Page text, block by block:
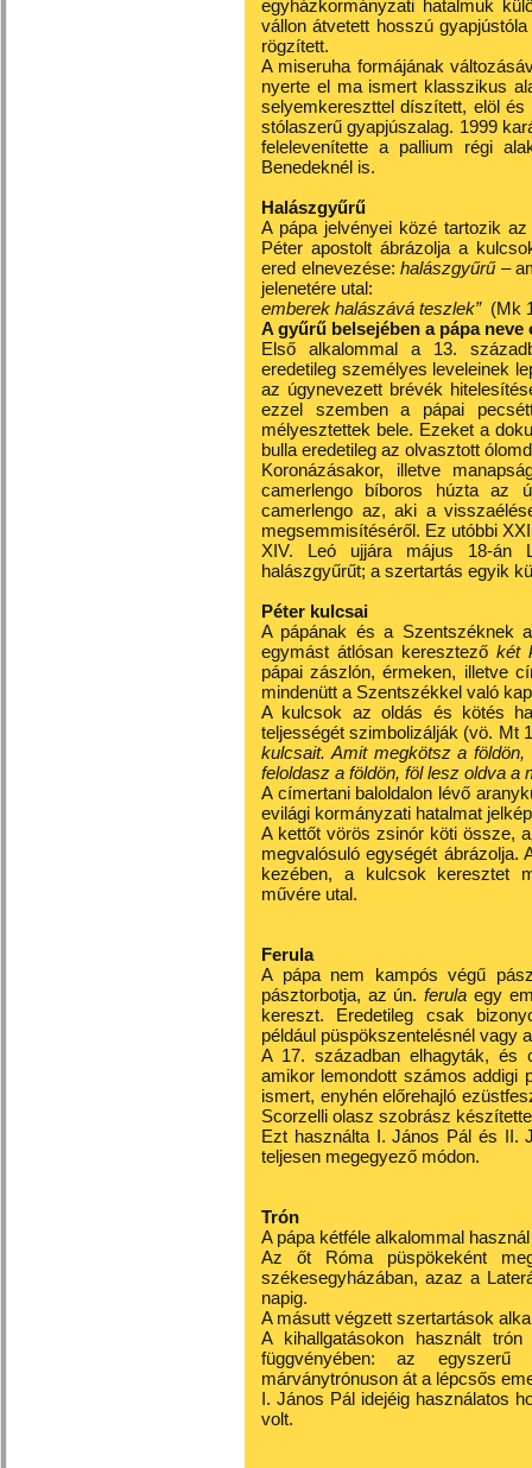
egyházkormányzati hatalmuk
vállon átvetett hosszú
rögzített.
A miseruha formájának
nyerte el ma ismert klasszikus
selyemkereszttel díszített, elöl és
stólaszerű gyapjúszalag. 1999
felelevenítette a pallium régi
Benedeknél is.
Halászgyűrű
A pápa jelvényei közé tartozik
Péter apostolt ábrázolja a
ered elnevezése: halászgyűrű –
jelenetére utal:
emberek halászává teszlek”(Mk
A gyűrű belsejében a pápa
Első alkalommal a 13.
eredetileg személyes leveleinek
az úgynevezett brévék
ezzel szemben a pápai
mélyesztettek bele. Ezeket a
bulla eredetileg az olvasztott
Koronázásakor, illetve
camerlengo bíboros húzta az
camerlengo az, aki a
megsemmisítéséről. Ez utóbbi
XIV. Leó ujjára május 18-án
halászgyűrűt; a szertartás egyik
Péter kulcsai
A pápának és a Szentszéknek
egymást átlósan keresztező két
pápai zászlón, érmeken, illetve
mindenütt a Szentszékkel való
A kulcsok az oldás és kötés
teljességét szimbolizálják (vö. Mt
kulcsait. Amit megkötsz a
feloldasz a földön, föl lesz oldva a
A címertani baloldalon lévő
evilági kormányzati hatalmat
A kettőt vörös zsinór köti össze,
megvalósuló egységét ábrázolja.
kezében, a kulcsok keresztet
művére utal.
Ferula
A pápa nem kampós végű
pásztorbotja, az ún.ferula egy
kereszt. Eredetileg csak
például püspökszentelésnél vagy
A 17. században elhagyták, és
amikor lemondott számos addigi
ismert, enyhén előrehajló
Scorzelli olasz szobrász
Ezt használta I. János Pál és II.
teljesen megegyező módon.
Trón
A pápa kétféle alkalommal
Az őt Róma püspökeként
székesegyházában, azaz a
napig.
A másutt végzett szertartások
A kihallgatásokon használt
függvényében: az
márványtrónuson át a lépcsős
I. János Pál idejéig használatos
volt.